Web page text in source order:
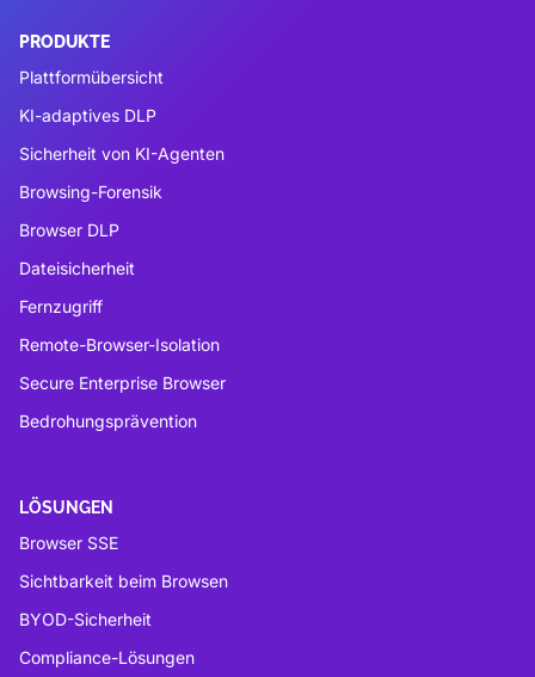
PRODUKTE
Plattformübersicht
KI-adaptives DLP
Sicherheit von KI-Agenten
Browsing-Forensik
Browser DLP
Dateisicherheit
Fernzugriff
Remote-Browser-Isolation
Secure Enterprise Browser
Bedrohungsprävention
LÖSUNGEN
Browser SSE
Sichtbarkeit beim Browsen
BYOD-Sicherheit
Compliance-Lösungen